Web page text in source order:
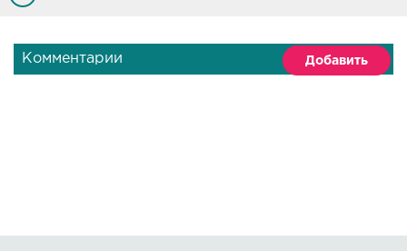
Комментарии Добавить